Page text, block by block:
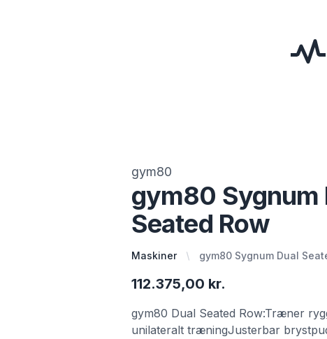
gym80
gym80 Sygnum
Seated Row
Maskiner gym80 Sygnum Dual
112.375,00 kr.
gym80 Dual Seated Row:Træner
unilateralt træningJusterbar